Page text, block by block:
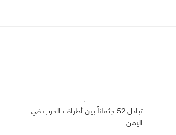
تبادل 52 جثماناً بين أطراف الحرب في
اليمن